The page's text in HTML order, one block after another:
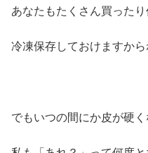
あなたもたくさん買った
冷凍保存しておけますから
でもいつの間にか皮が硬く